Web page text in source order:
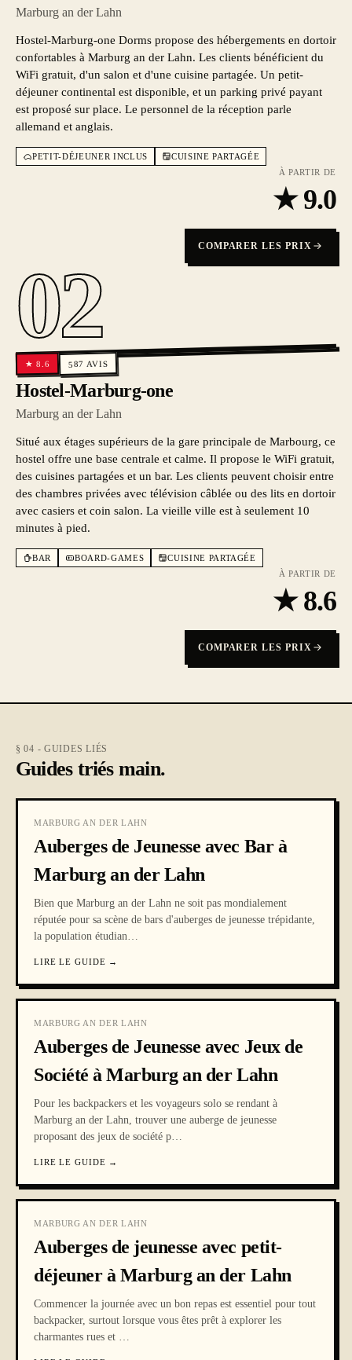
Marburg an der Lahn
Hostel-Marburg-one Dorms propose des hébergements en dortoir
confortables à Marburg an der Lahn. Les clients bénéficient du
WiFi gratuit, d'un salon et d'une cuisine partagée. Un petit-
déjeuner continental est disponible, et un parking privé payant
est proposé sur place. Le personnel de la réception parle
allemand et anglais.
PETIT-DÉJEUNER INCLUS
CUISINE PARTAGÉE
À PARTIR DE
★9.0
COMPARER LES PRIX
02
★8.6 587 AVIS
Hostel-Marburg-one
Marburg an der Lahn
Situé aux étages supérieurs de la gare principale de Marbourg, ce
hostel offre une base centrale et calme. Il propose le WiFi gratuit,
des cuisines partagées et un bar. Les clients peuvent choisir entre
des chambres privées avec télévision câblée ou des lits en dortoir
avec casiers et coin salon. La vieille ville est à seulement 10
minutes à pied.
BAR BOARD-GAMES
CUISINE PARTAGÉE
À PARTIR DE
★8.6
COMPARER LES PRIX
§ 04 - GUIDES LIÉS
Guides triés main.
MARBURG AN DER LAHN
Auberges de Jeunesse avec Bar à
Marburg an der Lahn
Bien que Marburg an der Lahn ne soit pas mondialement
réputée pour sa scène de bars d'auberges de jeunesse trépidante,
la population étudian…
LIRE LE GUIDE →
MARBURG AN DER LAHN
Auberges de Jeunesse avec Jeux de
Société à Marburg an der Lahn
Pour les backpackers et les voyageurs solo se rendant à
Marburg an der Lahn, trouver une auberge de jeunesse
proposant des jeux de société p…
LIRE LE GUIDE →
MARBURG AN DER LAHN
Auberges de jeunesse avec petit-
déjeuner à Marburg an der Lahn
Commencer la journée avec un bon repas est essentiel pour tout
backpacker, surtout lorsque vous êtes prêt à explorer les
charmantes rues et …